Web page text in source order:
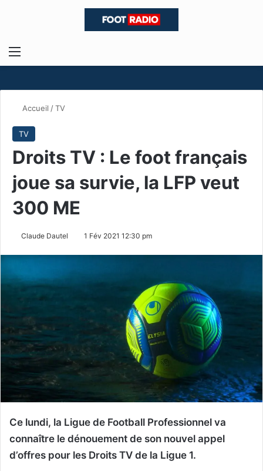
Menu
Accueil /TV
TV
Droits TV : Le foot français
joue sa survie, la LFP veut
300 ME
Claude Dautel 1 Fév 2021 12:30 pm
Ce lundi, la Ligue de Football Professionnel va
connaître le dénouement de son nouvel appel
d’offres pour les Droits TV de la Ligue 1.